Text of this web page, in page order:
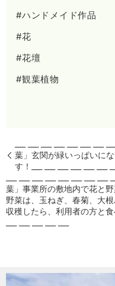
#ハンドメイド作品
#花
#花壇
#観葉植物
___ ___ ___ ___ ___ ___
葉」玄関が緑いっぱいに
す！___ ___ ___ ___ ___ ___
___ ___ ___ ___ ___ ___ ___
葉」事業所の敷地内で花と
野菜は、玉ねぎ、春菊、大
収穫したら、利用者の方と食